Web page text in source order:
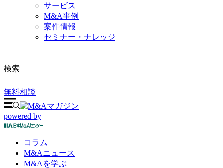
サービス
M&A事例
案件情報
セミナー・ナレッジ
検索
無料相談
powered by
コラム
M&Aニュース
M&Aを学ぶ